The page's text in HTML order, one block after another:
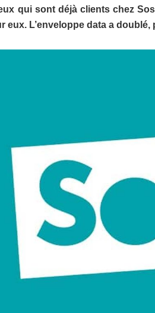
qui sont déjà clients chez
eux. L’enveloppe data a doublé,